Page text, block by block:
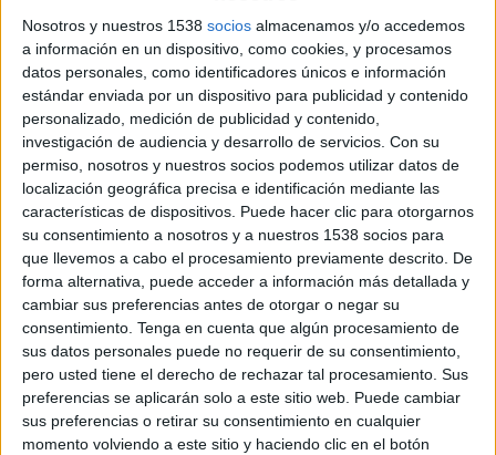
Nosotros y nuestros 1538 socios almacenamos y/o accedemos
a información en un dispositivo, como cookies, y procesamos
datos personales, como identificadores únicos e información
estándar enviada por un dispositivo para publicidad y contenido
personalizado, medición de publicidad y contenido,
investigación de audiencia y desarrollo de servicios. Con su
permiso, nosotros y nuestros socios podemos utilizar datos de
localización geográfica precisa e identificación mediante las
características de dispositivos. Puede hacer clic para otorgarnos
su consentimiento a nosotros y a nuestros 1538 socios para
que llevemos a cabo el procesamiento previamente descrito. De
forma alternativa, puede acceder a información más detallada y
cambiar sus preferencias antes de otorgar o negar su
consentimiento. Tenga en cuenta que algún procesamiento de
sus datos personales puede no requerir de su consentimiento,
pero usted tiene el derecho de rechazar tal procesamiento. Sus
preferencias se aplicarán solo a este sitio web. Puede cambiar
sus preferencias o retirar su consentimiento en cualquier
momento volviendo a este sitio y haciendo clic en el botón
Notícia
Puigdemont diu a l'Estat que no fer
tota l'obra del TAV i el convencional
seria 'una estafa'
L'alcalde assegura que si els pressupostos del 2013 no
inclouen una partida pel soterrament això marcarà "un punt
d'inflexió"